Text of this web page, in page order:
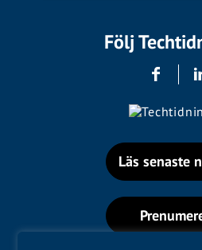
Följ
Läs senaste